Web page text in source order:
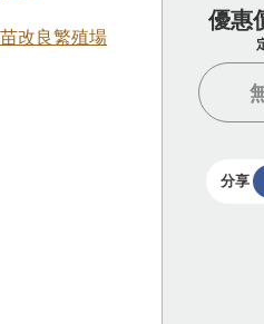
改良繁殖場
優惠
分享